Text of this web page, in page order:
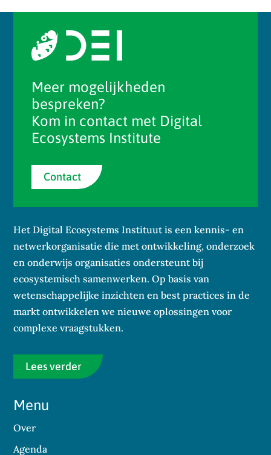
Meer mogelijkheden
bespreken?
Kom in contact met Digital
Ecosystems Institute
Contact
Het Digital Ecosystems Instituut is een kennis- en
netwerkorganisatie die met ontwikkeling, onderzoek
en onderwijs organisaties ondersteunt bij
ecosystemisch samenwerken. Op basis van
wetenschappelijke inzichten en best practices in de
markt ontwikkelen we nieuwe oplossingen voor
complexe vraagstukken.
Lees verder
Menu
Over
Agenda